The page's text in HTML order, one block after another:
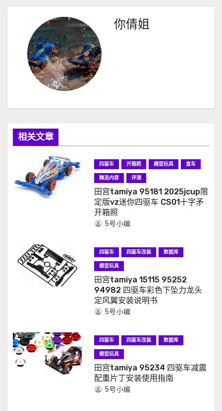
你倩姐
相关文章
四驱车 开箱照 模型玩具
盒车
精选内容
评测
田宫tamiya 95181 2025jcup限
定版vz迷你四驱车 CS01十字矛
开箱照
5号小编
四驱车 四驱车改装
数据库
模型玩具
田宫tamiya 15115 95252
94982 四驱车彩色下坠力龙头
定风翼安装说明书
5号小编
四驱车 四驱车改装
数据库
模型玩具
田宫tamiya 95234 四驱车减震
配重片丁安装使用指南
5号小编